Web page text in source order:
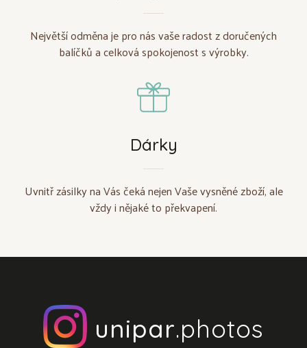
Největší odměna je pro nás vaše radost z doručených
balíčků a celková spokojenost s výrobky.
Dárky
Uvnitř zásilky na Vás čeká nejen Vaše vysněné zboží, ale
vždy i nějaké to překvapení.
unipar.photos